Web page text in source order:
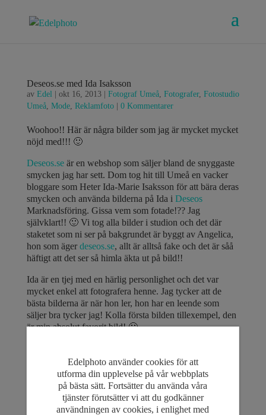
Deseos.se med Ida Isaksson
av Edel| okt 16, 2013| Fotograf Umeå, Fotografer, Fotostudio
Umeå, Mode, Reklamfoto| 0 Kommentarer
Woohoo!! Här är några bilder som jag är mycket mycket
nöjd med!!! 🙂
Deseos.seär en webshop som säljer bland de snyggaste
smycken jag har sett. Dom tog hit till Umeå en vacker
bloggare som Heter Ida-Marie Isaksson för att bära deras
smycken och använda bilderna på Ida i Deseos
Marknadsföring. Gissa vem som fotade!?? Jag
självklart!! 🙂 Vi tog alla bilder i studion och det där
staketet som ni ser på bakgrundet är byggt av Angelica,
hon som äger deseos.se, allt är alltså fake och det är såå
häftigt att det ser så himla äkta ut på bild!!
Ida är en tjej med en härlig personlighet och det var
mycket enkel att fotografera henne. Jag tycker att de
bästa bilderna är när hon ler, hon har en leende som
säljer bra tycker jag! Kolla första bilden tillexempel, den
är min absolut favorit bild! 🙂
Edelphoto använder cookies för att
utforma din upplevelse på vår webbplats
på bästa sätt. Fortsätter du använda våra
tjänster förutsätter vi att du godkänner
användningen av cookies, i enlighet med